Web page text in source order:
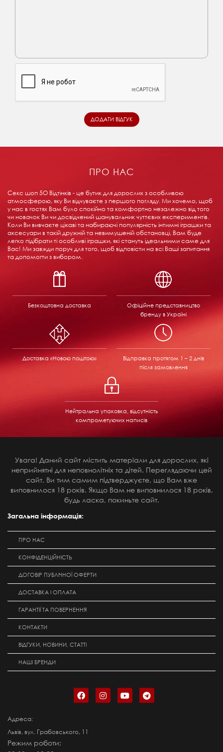
ПРО НАС
Секс шоп 5О Відтінків - це бутик для дорослих з особливою
атмосферою, яку Ви відчуваєте з першого погляду. Ми хочемо, щоб
у нас в гостях Вам було спокійно та комфортно незалежно від того
чи новачок Ви чи досвідчений шанувальник чуттєвих експериментів.
Коли Ви вивчаєте цікаві та набираючі популярність інтимні іграшки та
аксесуари в такій дружній та невимушеній обстановці, Вам буде
легко підібрати ті особливі іграшки, які стануть ідеальними саме для
Вас! Ми завжди поруч для того, щоб відповісти на всі Ваші запитання
та допомогти з вибором.
Безкоштовна доставка
Офіційне представництво
бренду в Україні
Доставка «Новою поштою» Відправка протягом 1 – 2 днів
після замовлення
Нейтральна упаковка, відсутність
компрометуючих написів
Увага! Даний сайт містить матеріали для дорослих, які
неприйнятні для неповнолітніх та дітей. Переглядаючи цей
сайт, Ви тим самим підтверджуєте, що Вам вже
виповнилося 18 років. Якщо Вам не виповнилося 18 років,
будь ласка, покиньте сайт.
Загальна інформація:
ПРО НАС
КОНФІДЕНЦІЙНІСТЬ
ДОГОВІР ПУБЛІЧНОЇ ОФЕРТИ
ДОСТАВКА І ОПЛАТА
ГАРАНТІЇ ТА ПОВЕРНЕННЯ
КОНТАКТИ
ВІДГУКИ, НОВИНИ, СТАТТІ
НАШІ БРЕНДИ
Адреса:
Львів, вул. Грабовського, 11
Режим роботи: